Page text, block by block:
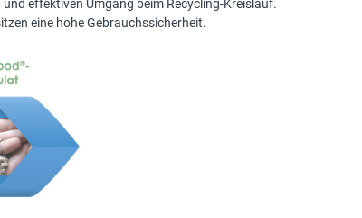
effektiven Umgang beim Recycling-Kreislauf.
eine hohe Gebrauchssicherheit.